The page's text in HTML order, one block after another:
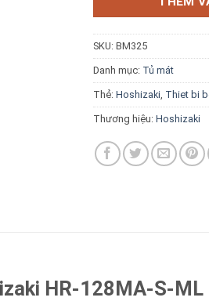
Báo giá miễn phí →
SKU: BM325
Danh mục: Tủ mát
Thẻ: Hoshizaki Thiet bi
Thương hiệu: Hoshizaki
HR-128MA-S-ML